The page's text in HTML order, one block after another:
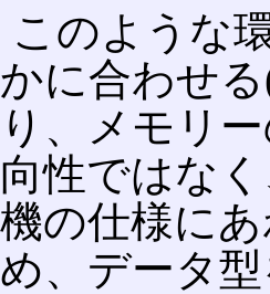
このような
かに合わせ
り、メモリ
向性ではな
機の仕様に
め、データ